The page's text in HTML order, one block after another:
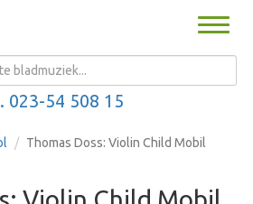
Toggle
023-54 508 15
MENU
Thomas Doss: Violin Child Mobil